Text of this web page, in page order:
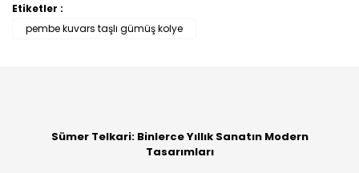
Bu ürüne ilk yorumu siz yapın!
Etiketler :
pembe kuvars taşlı gümüş kolye
Sümer Telkari: Binlerce Yıllık Sanatın Modern
Tasarımları